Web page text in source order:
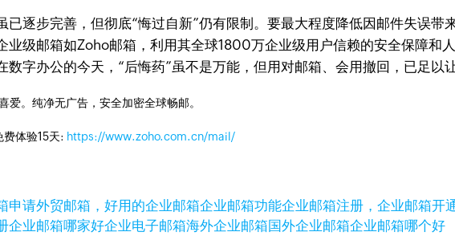
已逐步完善，但彻底“悔过自新”仍有限制。要最大程度降低因邮件失误
业级邮箱如Zoho邮箱，利用其全球1800万企业级用户信赖的安全保障和
字办公的今天，“后悔药”虽不是万能，但用对邮箱、会用撤回，已足以
爱。纯净无广告，安全加密全球畅邮。
费体验15天: https://www.zoho.com.cn/mail/
申请外贸邮箱，好用的企业邮箱企业邮箱功能企业邮箱注册，企业邮箱开
企业邮箱哪家好企业电子邮箱海外企业邮箱国外企业邮箱企业邮箱哪个好